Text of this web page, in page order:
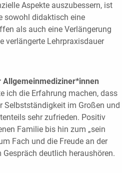
Aspekte auszubessern, ist
sowohl didaktisch eine
als auch eine Verlängerung
verlängerte Lehrpraxisdauer
Allgemeinmediziner*innen
ich die Erfahrung machen, dass
Selbstständigkeit im Großen und
sehr zufrieden. Positiv
Familie bis hin zum „sein
Fach und die Freude an der
deutlich heraushören.